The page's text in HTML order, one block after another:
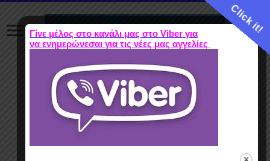
Click it!
Γίνε μέλος στο κανάλι μας στο Viber για
να ενημερώνεσαι για τις νέες μας αγγελίες